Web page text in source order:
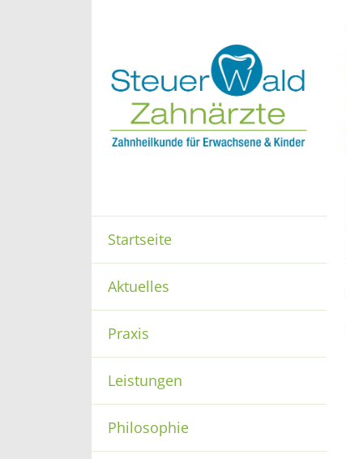
Startseite
Aktuelles
Praxis
Leistungen
Philosophie